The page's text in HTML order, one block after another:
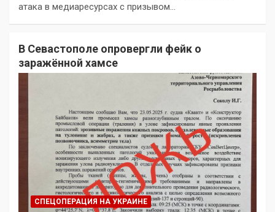
атака в медиаресурсах с призывом…
В Севастополе опровергли фейк о
заражённой хамсе
СПЕЦОПЕРАЦИЯ НА УКРАИНЕ